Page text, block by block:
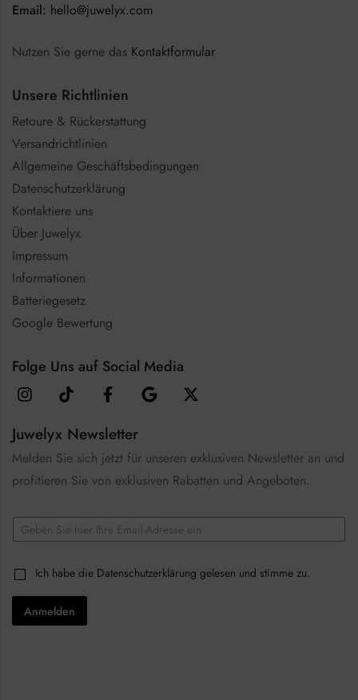
Email: hello@juwelyx.com
Nutzen Sie gerne das Kontaktformular
Unsere Richtlinien
Retoure & Rückerstattung
Versandrichtlinien
Allgemeine Geschäftsbedingungen
Datenschutzerklärung
Kontaktiere uns
Über Juwelyx
Impressum
Informationen
Batteriegesetz
Google Bewertung
Folge Uns auf Social Media
Juwelyx Newsletter
Melden Sie sich jetzt für unseren exklusiven Newsletter an und
profitieren Sie von exklusiven Rabatten und Angeboten.
e
k
b
o
e
E
m
lC
h
e
k
Ich habe die Datenschutzerklärung gelesen und stimme zu.
Anmelden